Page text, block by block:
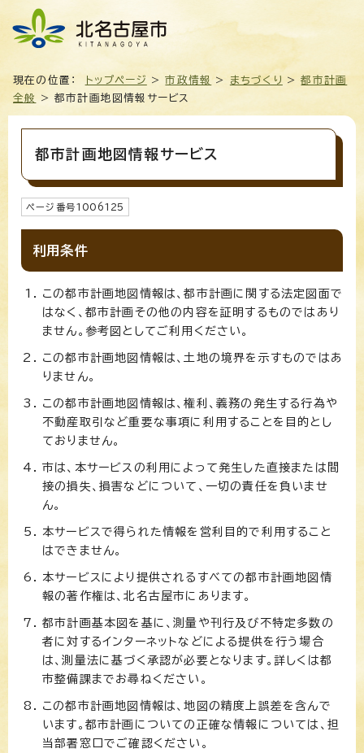
現在の位置： トップページ >市政情報 > まちづくり >都市計画
全般
> 都市計画地図情報サービス
都市計画地図情報サービス
ページ番号1006125
利用条件
この都市計画地図情報は、都市計画に関する法定図面で
はなく、都市計画その他の内容を証明するものではあり
ません。参考図としてご利用ください。
この都市計画地図情報は、土地の境界を示すものではあ
りません。
この都市計画地図情報は、権利、義務の発生する行為や
不動産取引など重要な事項に利用することを目的とし
ておりません。
市は、本サービスの利用によって発生した直接または間
接の損失、損害などについて、一切の責任を負いませ
ん。
本サービスで得られた情報を営利目的で利用すること
はできません。
本サービスにより提供されるすべての都市計画地図情
報の著作権は、北名古屋市にあります。
都市計画基本図を基に、測量や刊行及び不特定多数の
者に対するインターネットなどによる提供を行う場合
は、測量法に基づく承認が必要となります。詳しくは都
市整備課までお尋ねください。
この都市計画地図情報は、地図の精度上誤差を含んで
います。都市計画についての正確な情報については、担
当部署窓口でご確認ください。